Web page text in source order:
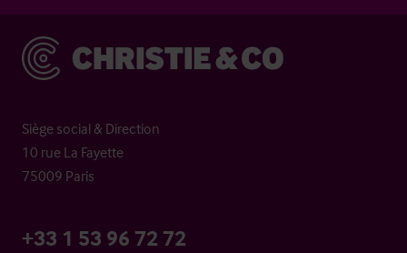
Christie & Co
Siège social & Direction
10 rue La Fayette
75009 Paris
+33 1 53 96 72 72